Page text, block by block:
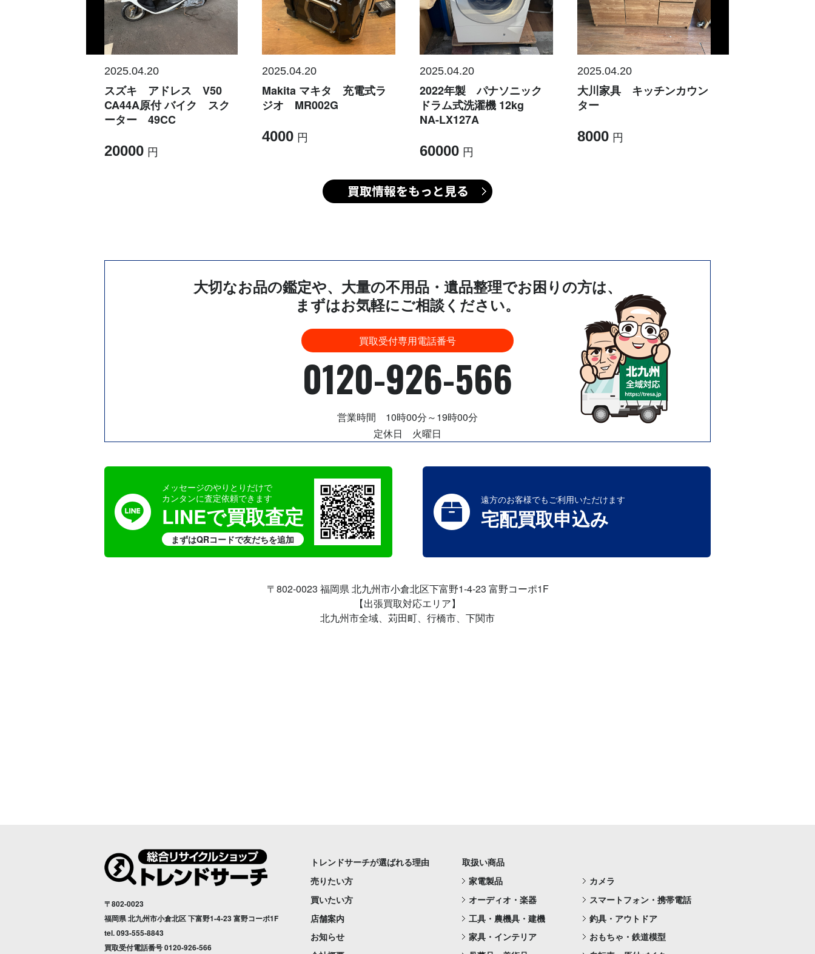
2025.04.20
スズキ アドレス V50
CA44A原付 バイク スク
ーター 49CC
20000
2025.04.20
Makita マキタ 充電式ラ
ジオ MR002G
4000
2025.04.20
2022年製 パナソニック
ドラム式洗濯機 12kg
NA-LX127A
60000
2025.04.20
大川家具 キッチンカウン
ター
8000
大切なお品の鑑定や、大量の不用品・遺品整理でお困りの方は、
まずはお気軽にご相談ください。
買取受付専用電話番号
0120-926-566
営業時間 10時00分～19時00分
定休日 火曜日
メッセージのやりとりだけで
カンタンに査定依頼できます
LINEで買取査定
まずはQRコードで友だちを追加
遠方のお客様でもご利用いただけます
宅配買取申込み
〒802-0023 福岡県 北九州市小倉北区下富野1-4-23 富野コーポ1F
【出張買取対応エリア】
北九州市全域、苅田町、行橋市、下関市
〒802-0023
福岡県 北九州市小倉北区 下富野1-4-23 富野コーポ1F
tel.093-555-8843
買取受付電話番号0120-926-566
トレンドサーチが選ばれる理由
売りたい方
買いたい方
店舗案内
お知らせ
取扱い商品
家電製品
カメラ
オーディオ・楽器
スマートフォン・携帯電話
工具・農機具・建機
釣具・アウトドア
家具・インテリア
おもちゃ・鉄道模型